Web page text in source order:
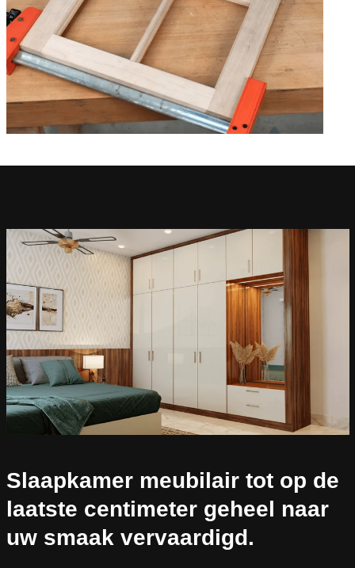
Slaapkamer meubilair tot op de
laatste centimeter geheel naar
uw smaak vervaardigd.